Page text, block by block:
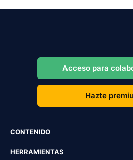
Acceso para
Hazte
CONTENIDO
HERRAMIENTAS